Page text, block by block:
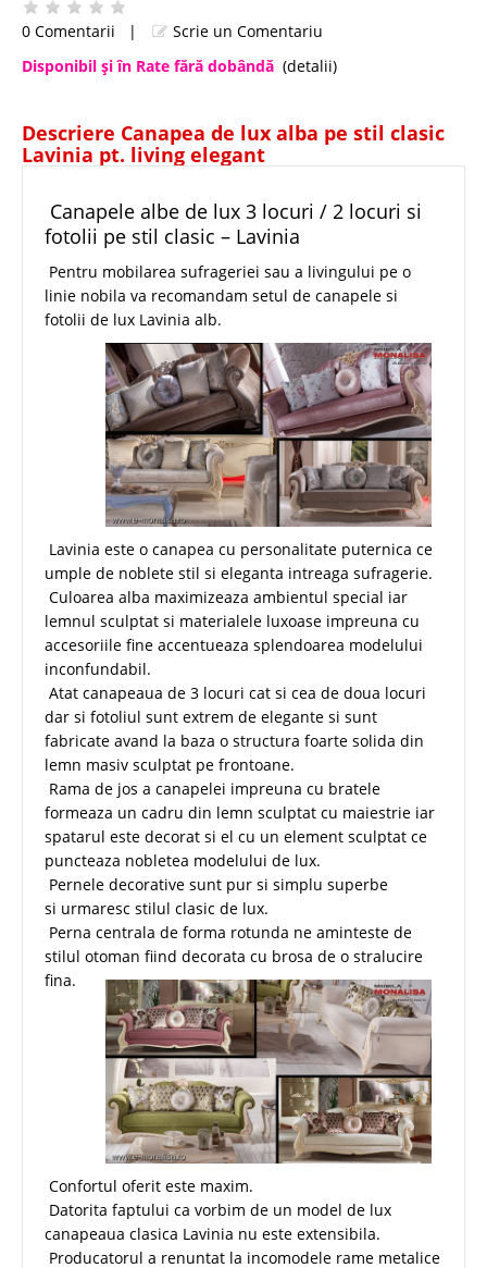
0 Comentarii |
Scrie un Comentariu
Disponibil şi în Rate fără dobândă (detalii)
Descriere Canapea de lux alba pe stil clasic
Lavinia pt. living elegant
Canapele albe de lux 3 locuri / 2 locuri si
fotolii pe stil clasic – Lavinia
Pentru mobilarea sufrageriei sau a livingului pe o
linie nobila va recomandam setul de canapele si
fotolii de lux Lavinia alb.
Lavinia este o canapea cu personalitate puternica ce
umple de noblete stil si eleganta intreaga sufragerie.
Culoarea alba maximizeaza ambientul special iar
lemnul sculptat si materialele luxoase impreuna cu
accesoriile fine accentueaza splendoarea modelului
inconfundabil.
Atat canapeaua de 3 locuri cat si cea de doua locuri
dar si fotoliul sunt extrem de elegante si sunt
fabricate avand la baza o structura foarte solida din
lemn masiv sculptat pe frontoane.
Rama de jos a canapelei impreuna cu bratele
formeaza un cadru din lemn sculptat cu maiestrie iar
spatarul este decorat si el cu un element sculptat ce
puncteaza nobletea modelului de lux.
Pernele decorative sunt pur si simplu superbe
si urmaresc stilul clasic de lux.
Perna centrala de forma rotunda ne aminteste de
stilul otoman fiind decorata cu brosa de o stralucire
fina.
Confortul oferit este maxim.
Datorita faptului ca vorbim de un model de lux
canapeaua clasica Lavinia nu este extensibila.
Producatorul a renuntat la incomodele rame metalice